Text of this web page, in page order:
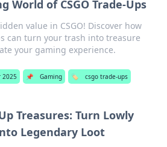
World of CSGO Trade-Ups
value in CSGO! Discover how
can turn your trash into treasure
your gaming experience.
2025 📌 Gaming 🏷️ csgo trade-ups
Treasures: Turn Lowly
Legendary Loot